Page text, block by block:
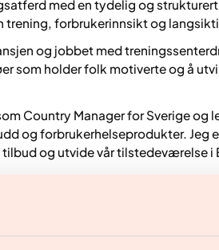
med en tydelig og
trening, forbrukerinnsikt og
og jobbet med
som holder folk motiverte og å
Country Manager for Sverige
og forbrukerhelseprodukter. Jeg
og utvide vår tilstedeværelse i
fra trening og helse med
og praktisk anvendbar, og å
velvære.